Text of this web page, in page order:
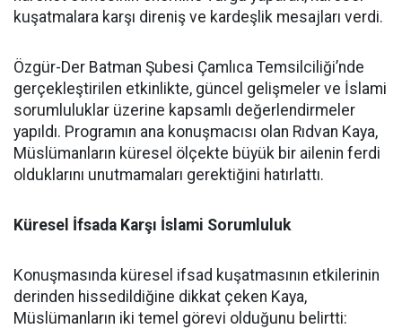
kuşatmalara karşı direniş ve kardeşlik mesajları verdi.
Özgür-Der Batman Şubesi Çamlıca Temsilciliği’nde
gerçekleştirilen etkinlikte, güncel gelişmeler ve İslami
sorumluluklar üzerine kapsamlı değerlendirmeler
yapıldı. Programın ana konuşmacısı olan Rıdvan Kaya,
Müslümanların küresel ölçekte büyük bir ailenin ferdi
olduklarını unutmamaları gerektiğini hatırlattı.
Küresel İfsada Karşı İslami Sorumluluk
Konuşmasında küresel ifsad kuşatmasının etkilerinin
derinden hissedildiğine dikkat çeken Kaya,
Müslümanların iki temel görevi olduğunu belirtti: